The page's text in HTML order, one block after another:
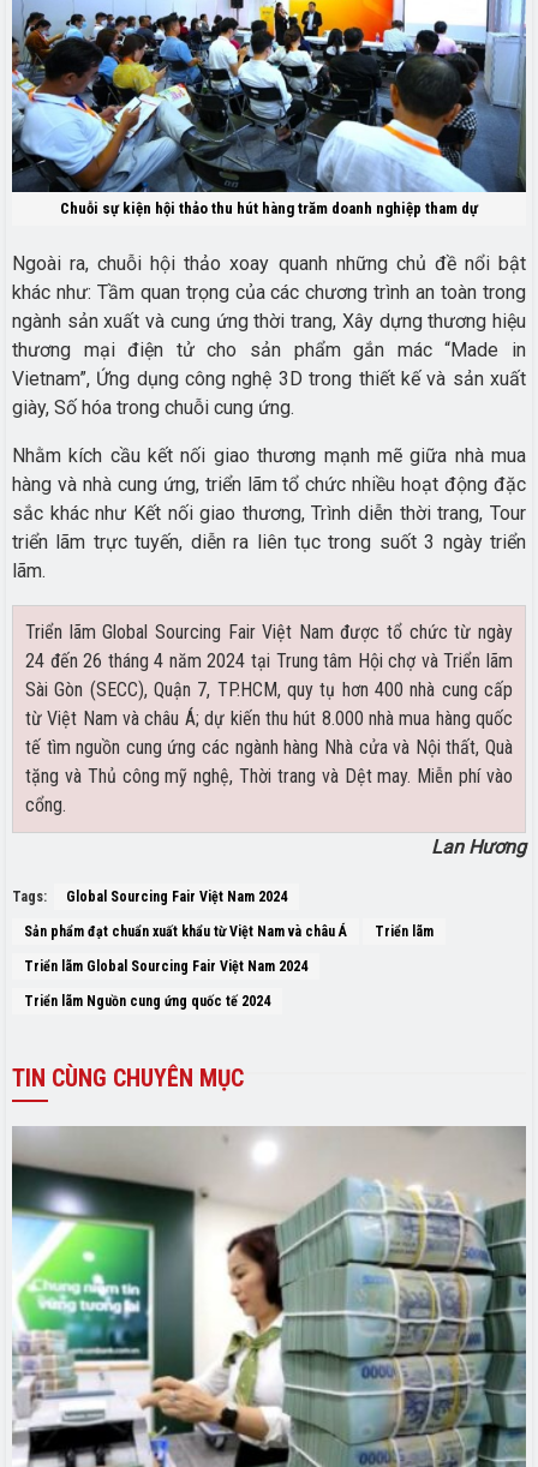
Chuỗi sự kiện hội thảo thu hút hàng trăm doanh nghiệp tham dự
Ngoài ra, chuỗi hội thảo xoay quanh những chủ đề nổi bật
khác như: Tầm quan trọng của các chương trình an toàn trong
ngành sản xuất và cung ứng thời trang, Xây dựng thương hiệu
thương mại điện tử cho sản phẩm gắn mác “Made in
Vietnam”, Ứng dụng công nghệ 3D trong thiết kế và sản xuất
giày, Số hóa trong chuỗi cung ứng.
Nhằm kích cầu kết nối giao thương mạnh mẽ giữa nhà mua
hàng và nhà cung ứng, triển lãm tổ chức nhiều hoạt động đặc
sắc khác như Kết nối giao thương, Trình diễn thời trang, Tour
triển lãm trực tuyến, diễn ra liên tục trong suốt 3 ngày triển
lãm.
Triển lãm Global Sourcing Fair Việt Nam được tổ chức từ ngày
24 đến 26 tháng 4 năm 2024 tại Trung tâm Hội chợ và Triển lãm
Sài Gòn (SECC), Quận 7, TP.HCM, quy tụ hơn 400 nhà cung cấp
từ Việt Nam và châu Á; dự kiến thu hút 8.000 nhà mua hàng quốc
tế tìm nguồn cung ứng các ngành hàng Nhà cửa và Nội thất, Quà
tặng và Thủ công mỹ nghệ, Thời trang và Dệt may. Miễn phí vào
cổng.
Lan Hương
Tags: Global Sourcing Fair Việt Nam 2024
Sản phẩm đạt chuẩn xuất khẩu từ Việt Nam và châu Á Triển lãm
Triển lãm Global Sourcing Fair Việt Nam 2024
Triển lãm Nguồn cung ứng quốc tế 2024
TIN CÙNG CHUYÊN MỤC